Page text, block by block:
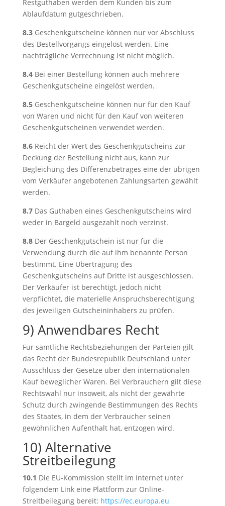
Restguthaben werden dem Kunden bis zum
Ablaufdatum gutgeschrieben.
8.3Geschenkgutscheine können nur vor Abschluss
des Bestellvorgangs eingelöst werden. Eine
nachträgliche Verrechnung ist nicht möglich.
8.4Bei einer Bestellung können auch mehrere
Geschenkgutscheine eingelöst werden.
8.5Geschenkgutscheine können nur für den Kauf
von Waren und nicht für den Kauf von weiteren
Geschenkgutscheinen verwendet werden.
8.6Reicht der Wert des Geschenkgutscheins zur
Deckung der Bestellung nicht aus, kann zur
Begleichung des Differenzbetrages eine der übrigen
vom Verkäufer angebotenen Zahlungsarten gewählt
werden.
8.7Das Guthaben eines Geschenkgutscheins wird
weder in Bargeld ausgezahlt noch verzinst.
8.8Der Geschenkgutschein ist nur für die
Verwendung durch die auf ihm benannte Person
bestimmt. Eine Übertragung des
Geschenkgutscheins auf Dritte ist ausgeschlossen.
Der Verkäufer ist berechtigt, jedoch nicht
verpflichtet, die materielle Anspruchsberechtigung
des jeweiligen Gutscheininhabers zu prüfen.
9) Anwendbares Recht
Für sämtliche Rechtsbeziehungen der Parteien gilt
das Recht der Bundesrepublik Deutschland unter
Ausschluss der Gesetze über den internationalen
Kauf beweglicher Waren. Bei Verbrauchern gilt diese
Rechtswahl nur insoweit, als nicht der gewährte
Schutz durch zwingende Bestimmungen des Rechts
des Staates, in dem der Verbraucher seinen
gewöhnlichen Aufenthalt hat, entzogen wird.
10) Alternative
Streitbeilegung
10.1 Die EU-Kommission stellt im Internet unter
folgendem Link eine Plattform zur Online-
Streitbeilegung bereit: https://ec.europa.eu